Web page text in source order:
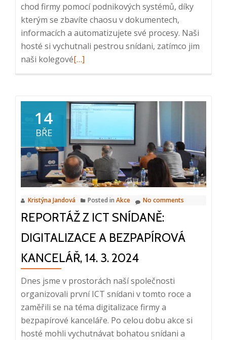
chod firmy pomocí podnikových systémů, díky
kterým se zbavíte chaosu v dokumentech,
informacích a automatizujete své procesy. Naši
hosté si vychutnali pestrou snídani, zatímco jim
naši kolegovéRead
z
ICT
snídaně:
Jak
na
informační
chaos?,
23.
4.
[…]
14
BŘE
Kristýna Jandová Posted in Akce No comments
REPORTÁŽ Z ICT SNÍDANĚ:
DIGITALIZACE A BEZPAPÍROVÁ
KANCELÁŘ, 14. 3. 2024
Dnes jsme v prostorách naší společnosti
organizovali první ICT snídani v tomto roce a
zaměřili se na téma digitalizace firmy a
bezpapírové kanceláře. Po celou dobu akce si
hosté mohli vychutnávat bohatou snídani a